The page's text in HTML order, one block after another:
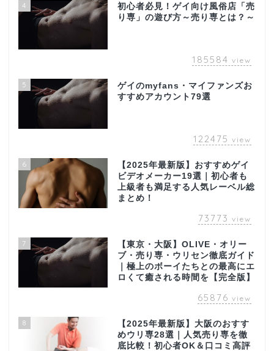
4
初心者必見！ゲイ向け風俗店「売
り専」の遊び方～売り専とは？～
185584 view
5
ゲイのmyfans・マイファンズお
すすめアカウント79選
122475 view
6
【2025年最新版】おすすめゲイ
ビデオメーカー19選｜初心者も
上級者も満足する人気レーベル総
まとめ！
73773 view
7
【東京・大阪】OLIVE・オリー
ブ・売り専・ウリセン徹底ガイド
｜極上のボーイたちとの最高にエ
ロくて癒される時間を【完全版】
65876 view
8
【2025年最新版】大阪のおすす
めウリ専28選｜人気売り専を徹
底比較！初心者OK＆口コミ高評